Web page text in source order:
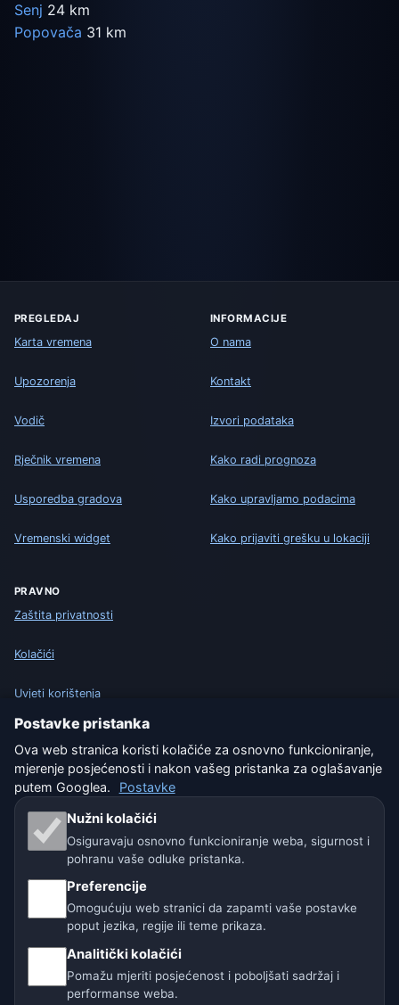
Senj 24 km
Popovača 31 km
PREGLEDAJ
Karta vremena
Upozorenja
Vodič
Rječnik vremena
Usporedba gradova
Vremenski widget
INFORMACIJE
O nama
Kontakt
Izvori podataka
Kako radi prognoza
Kako upravljamo podacima
Kako prijaviti grešku u lokaciji
PRAVNO
Zaštita privatnosti
Kolačići
Uvjeti korištenja
Isključenje odgovornosti
Pomažemo životinjama
Sitemap
Naše vremenske stranice:
🇨🇿 Češka 🇭🇷 Hrvatska
🇩🇪🇦🇹🇨🇭 Njemačka / Austrija / Švicarska
Postavke pristanka
Ova web stranica koristi kolačiće za osnovno funkcioniranje,
mjerenje posjećenosti i nakon vašeg pristanka za oglašavanje
putem Googlea.
Postavke
Nužni kolačići
Osiguravaju osnovno funkcioniranje weba, sigurnost i
pohranu vaše odluke pristanka.
Preferencije
Omogućuju web stranici da zapamti vaše postavke
poput jezika, regije ili teme prikaza.
Analitički kolačići
Pomažu mjeriti posjećenost i poboljšati sadržaj i
performanse weba.